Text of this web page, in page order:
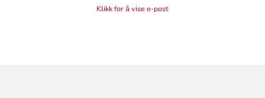
Klikk for å vise e-post